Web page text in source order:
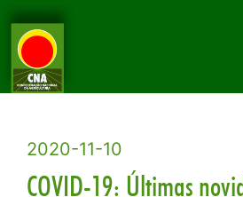
2020-11-10
COVID-19: Últimas